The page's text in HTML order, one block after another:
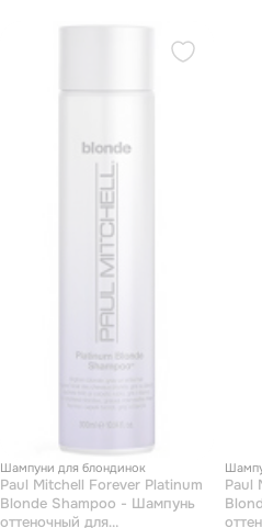
Шампуни для блондинок
Paul Mitchell Forever Platinum
Blonde Shampoo - Шампунь
оттеночный для
Paul